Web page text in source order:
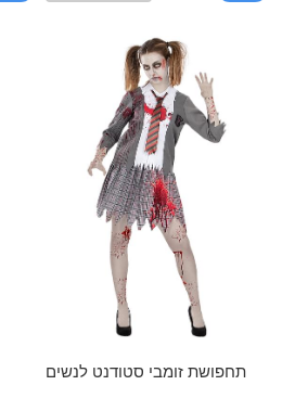
תחפושת זומבי סטודנט לנשים